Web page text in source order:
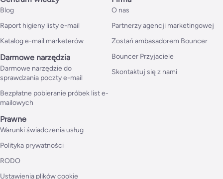
Blog
Raport higieny listy e-mail
Katalog e-mail marketerów
Darmowe narzędzia
Darmowe narzędzie do
sprawdzania poczty e-mail
Bezpłatne pobieranie próbek list e-
mailowych
O nas
Partnerzy agencji marketingowej
Zostań ambasadorem Bouncer
Bouncer Przyjaciele
Skontaktuj się z nami
Prawne
Warunki świadczenia usług
Polityka prywatności
RODO
Ustawienia plików cookie